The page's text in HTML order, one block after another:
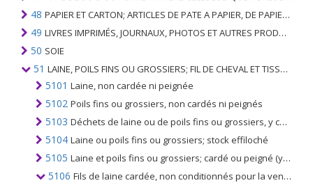
48 PAPIER ET CARTON; ARTICLES DE PATE A PAPIER, DE PAPIER OU DE CARTON
49 LIVRES IMPRIMÉS, JOURNAUX, PHOTOS ET AUTRES PRODUITS DE L'INDUSTRIE DE L'IMPRIMERIE; MANUSCRITS, TYPESCRIPTS ET PLANS
50 SOIE
51 LAINE, POILS FINS OU GROSSIERS; FIL DE CHEVAL ET TISSU TISSÉ
5101 Laine, non cardée ni peignée
5102 Poils fins ou grossiers, non cardés ni peignés
5103 Déchets de laine ou de poils fins ou grossiers, y compris les déchets de fils, mais à l'exclusion des effilochés
5104 Laine ou poils fins ou grossiers; stock effiloché
5105 Laine et poils fins ou grossiers; cardé ou peigné (y compris la laine peignée en fragments)
5106 Fils de laine cardée, non conditionnés pour la vente au détail